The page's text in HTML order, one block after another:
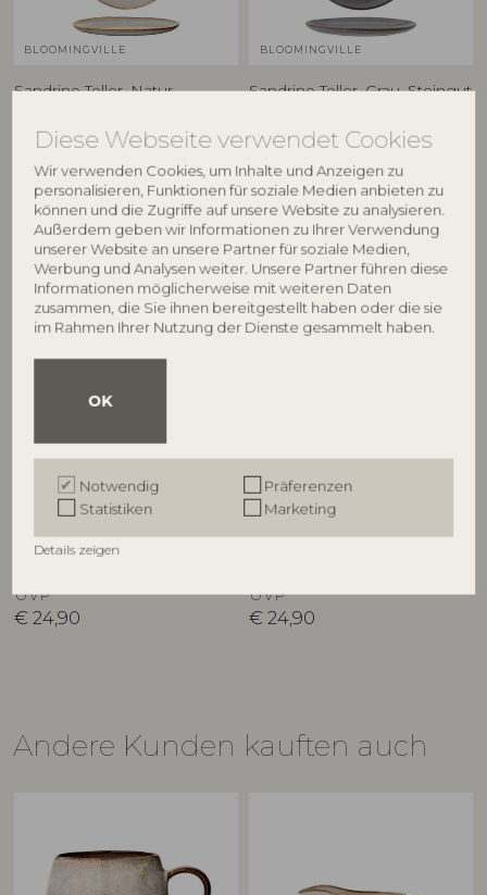
Diese Webseite verwendet Cookies
Wir verwenden Cookies, um Inhalte und Anzeigen zu
personalisieren, Funktionen für soziale Medien anbieten zu
können und die Zugriffe auf unsere Website zu analysieren.
Außerdem geben wir Informationen zu Ihrer Verwendung
unserer Website an unsere Partner für soziale Medien,
Werbung und Analysen weiter. Unsere Partner führen diese
Informationen möglicherweise mit weiteren Daten
zusammen, die Sie ihnen bereitgestellt haben oder die sie
im Rahmen Ihrer Nutzung der Dienste gesammelt haben.
OK
Notwendig
Präferenzen
Statistiken
Marketing
Details zeigen
BLOOMINGVILLE
Sandrine Teller, Natur,
17904139
UVP
17,90
BLOOMINGVILLE
Sandrine Teller, Grau, Steingut
D22xH2 cm
UVP
€ 17,90
BLOOMINGVILLE
82059337
UVP
€ 24,90
BLOOMINGVILLE
Sandrine Teller, Blau, Steingut
UVP
€ 24,90
Andere Kunden kauften auch